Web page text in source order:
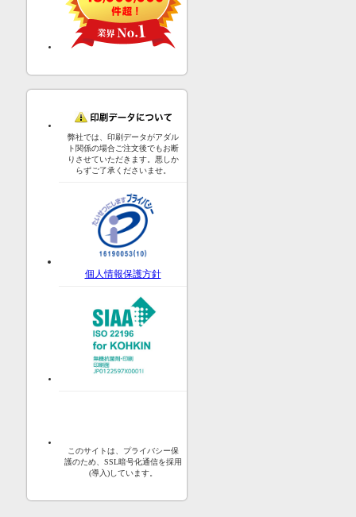
弊社では、印刷データがアダル
ト関係の場合ご注文後でもお断
りさせていただきます。悪しか
らずご了承くださいませ。
個人情報保護方針
このサイトは、プライバシー保
護のため、SSL暗号化通信を採用
(導入)しています。